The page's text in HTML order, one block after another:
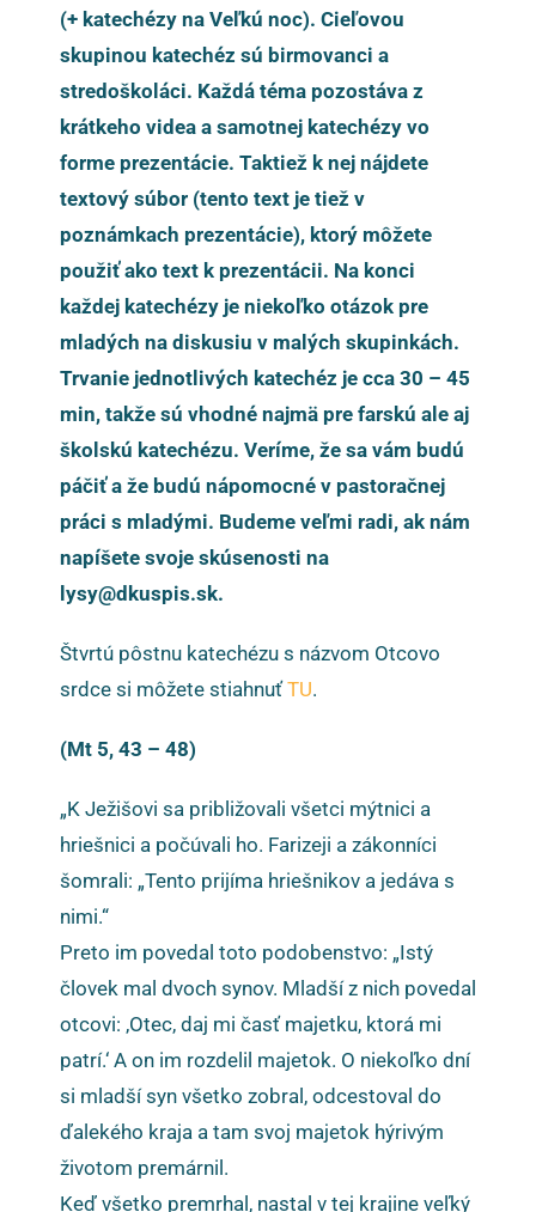
(+ katechézy na Veľkú noc). Cieľovou
skupinou katechéz sú birmovanci a
stredoškoláci. Každá téma pozostáva z
krátkeho videa a samotnej katechézy vo
forme prezentácie. Taktiež k nej nájdete
textový súbor (tento text je tiež v
poznámkach prezentácie), ktorý môžete
použiť ako text k prezentácii. Na konci
každej katechézy je niekoľko otázok pre
mladých na diskusiu v malých skupinkách.
Trvanie jednotlivých katechéz je cca 30 – 45
min, takže sú vhodné najmä pre farskú ale aj
školskú katechézu. Veríme, že sa vám budú
páčiť a že budú nápomocné v pastoračnej
práci s mladými. Budeme veľmi radi, ak nám
napíšete svoje skúsenosti na
lysy@dkuspis.sk.
Štvrtú pôstnu katechézu s názvom Otcovo
srdce si môžete stiahnuťTU.
(Mt 5, 43 – 48)
„K Ježišovi sa približovali všetci mýtnici a
hriešnici a počúvali ho. Farizeji a zákonníci
šomrali: „Tento prijíma hriešnikov a jedáva s
nimi.“
Preto im povedal toto podobenstvo: „Istý
človek mal dvoch synov. Mladší z nich povedal
otcovi: ‚Otec, daj mi časť majetku, ktorá mi
patrí.‘ A on im rozdelil majetok. O niekoľko dní
si mladší syn všetko zobral, odcestoval do
ďalekého kraja a tam svoj majetok hýrivým
životom premárnil.
Keď všetko premrhal, nastal v tej krajine veľký